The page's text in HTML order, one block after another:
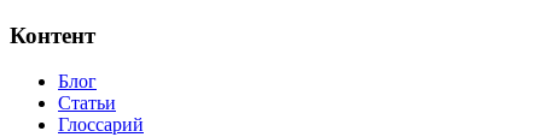
Контент
Блог
Статьи
Глоссарий